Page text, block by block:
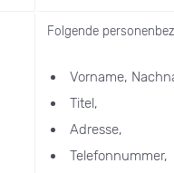
Folgende
Vorname,
Titel,
Adresse,
Telefonnummer,